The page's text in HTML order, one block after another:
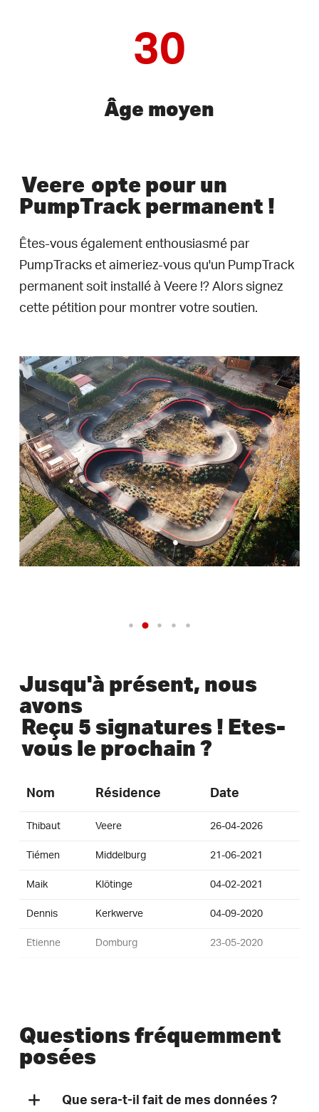
30
Âge moyen
Veere opte pour un
PumpTrack permanent !
Êtes-vous également enthousiasmé par
PumpTracks et aimeriez-vous qu'un PumpTrack
permanent soit installé à Veere !? Alors signez
cette pétition pour montrer votre soutien.
Jusqu'à présent, nous
avons
Reçu 5 signatures ! Etes-
vous le prochain ?
Nom Résidence Date
Thibaut Veere 26-04-2026
Tiémen Middelburg 21-06-2021
Maik Klötinge 04-02-2021
Dennis Kerkwerve 04-09-2020
Etienne Domburg 23-05-2020
Questions fréquemment
posées
Que sera-t-il fait de mes données ?